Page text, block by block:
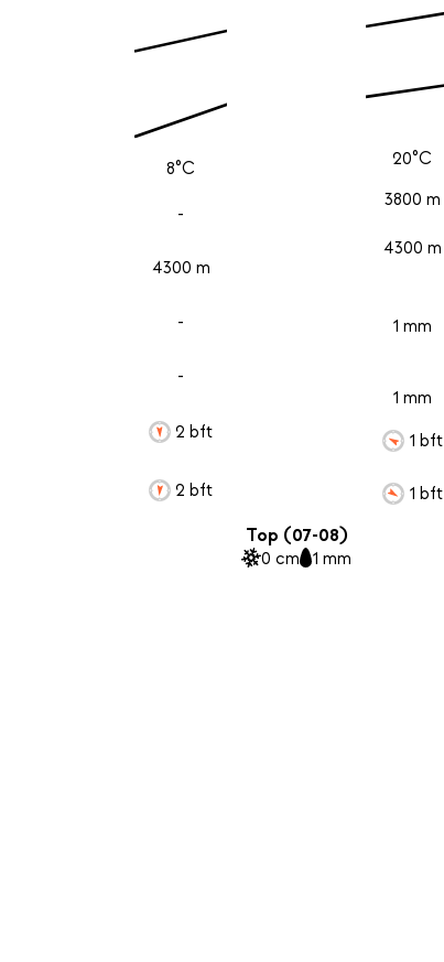
8°C
-
4300 m
-
-
2 bft
2 bft
20°C
3800 m
4300 m
1 mm
1 mm
1 bft
1 bft
Top (07-08)
0 cm 1 mm